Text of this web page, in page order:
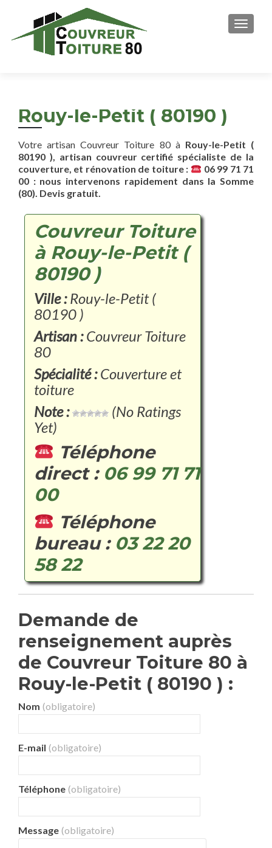
Rouy-le-Petit ( 80190 )
Votre artisan Couvreur Toiture 80 à Rouy-le-Petit (
80190 ), artisan couvreur certifié spécialiste de la
couverture, et rénovation de toiture :
06 99 71 71
00 : nous intervenons rapidement dans la Somme
(80). Devis gratuit.
Couvreur Toiture
à Rouy-le-Petit (
80190 )
Ville :Rouy-le-Petit (
80190 )
Artisan :Couvreur Toiture
80
Spécialité :Couverture et
toiture
Note :
(No Ratings
Yet)
Téléphone
direct : 06 99 71 71
00
Téléphone
bureau : 03 22 20
58 22
Demande de
renseignement auprès
de Couvreur Toiture 80 à
Rouy-le-Petit ( 80190 ) :
Nom (obligatoire)
E-mail (obligatoire)
Téléphone (obligatoire)
Message (obligatoire)